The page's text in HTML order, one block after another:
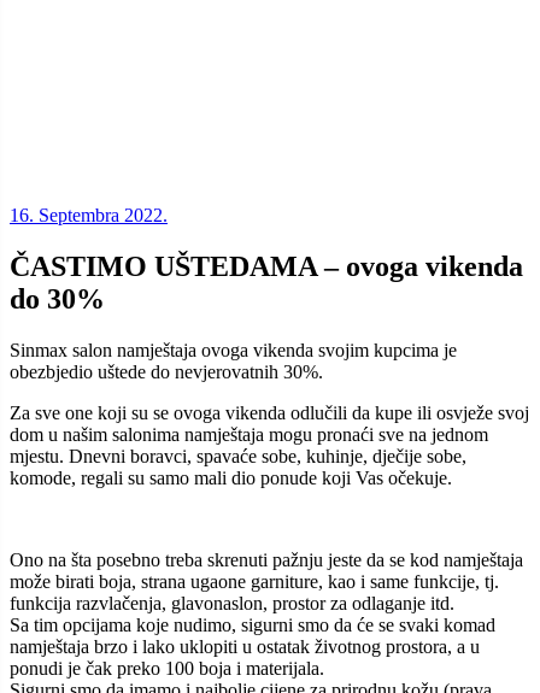
16. Septembra 2022.
ČASTIMO UŠTEDAMA – ovoga vikenda
do 30%
Sinmax salon namještaja ovoga vikenda svojim kupcima je
obezbjedio uštede do nevjerovatnih 30%.
Za sve one koji su se ovoga vikenda odlučili da kupe ili osvježe svoj
dom u našim salonima namještaja mogu pronaći sve na jednom
mjestu. Dnevni boravci, spavaće sobe, kuhinje, dječije sobe,
komode, regali su samo mali dio ponude koji Vas očekuje.
Ono na šta posebno treba skrenuti pažnju jeste da se kod namještaja
može birati boja, strana ugaone garniture, kao i same funkcije, tj.
funkcija razvlačenja, glavonaslon, prostor za odlaganje itd.
Sa tim opcijama koje nudimo, sigurni smo da će se svaki komad
namještaja brzo i lako uklopiti u ostatak životnog prostora, a u
ponudi je čak preko 100 boja i materijala.